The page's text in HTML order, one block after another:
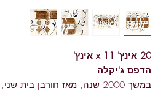
20 אינץ' x 11 אינץ'
הדפס ג'יקלה
במשך 2000 שנה, מאז חורבן